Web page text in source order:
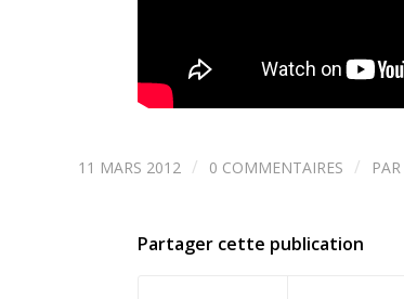
11 MARS 2012 / 0 COMMENTAIRES / PAR
Partager cette publication